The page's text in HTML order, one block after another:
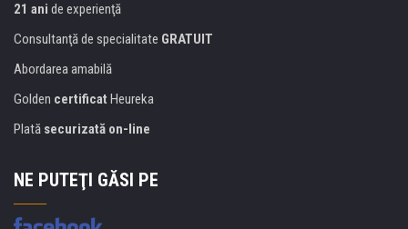
21 ani de experienţă
Consultanţă de specialitate GRATUIT
Abordarea amabilă
Golden certificat Heureka
Plată securizată on-line
NE PUTEŢI GĂSI PE